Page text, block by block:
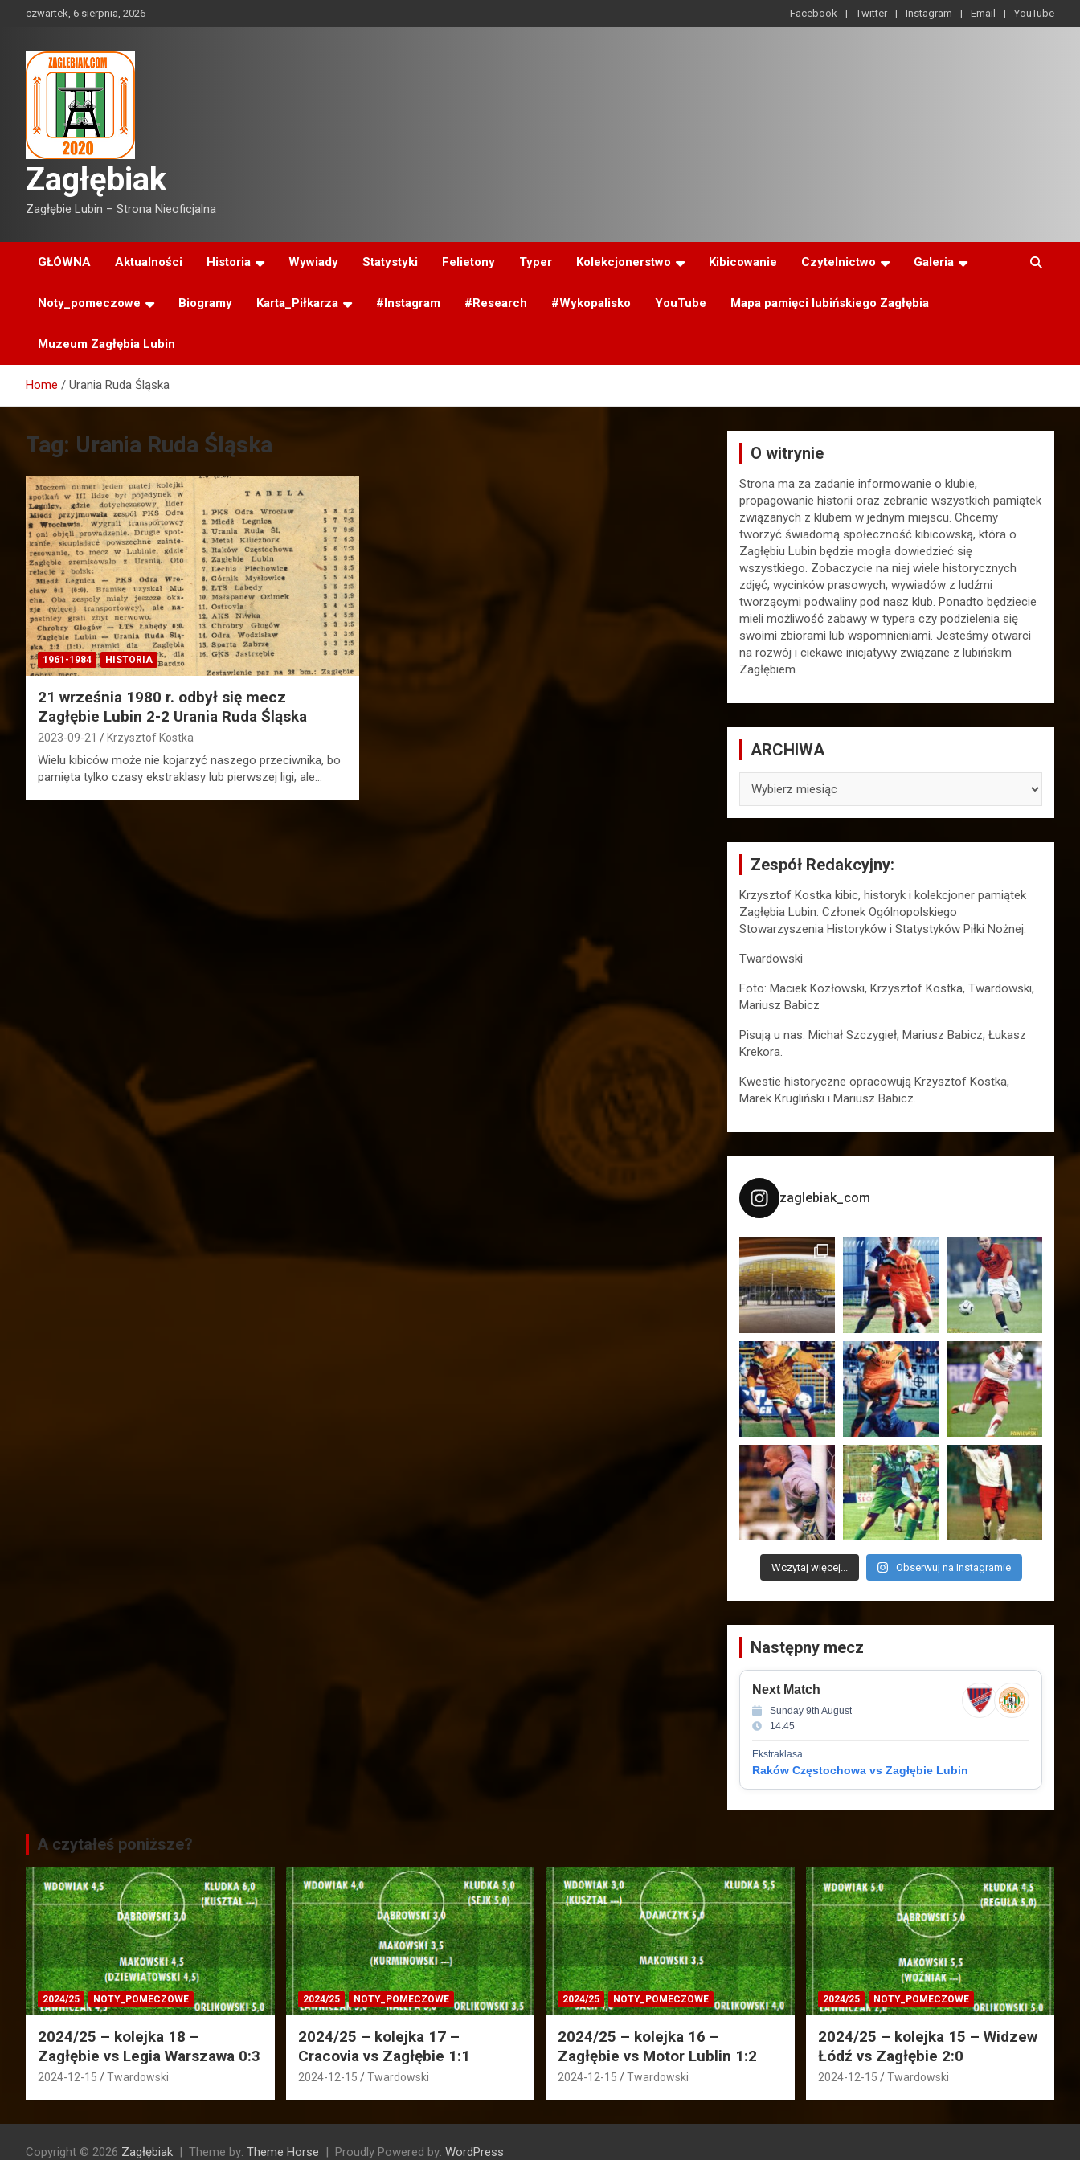
czwartek, 6 sierpnia, 2026 Facebook Twitter Instagram Email YouTube
Zagłębiak
Zagłębie Lubin – Strona Nieoficjalna
GŁÓWNA Aktualności Historia Wywiady Statystyki Felietony Typer Kolekcjonerstwo Kibicowanie Czytelnictwo Galeria
Noty_pomeczowe Biogramy Karta_Piłkarza #Instagram #Research #Wykopalisko YouTube Mapa pamięci lubińskiego Zagłębia
Muzeum Zagłębia Lubin
Home Urania Ruda Śląska
Tag: Urania Ruda Śląska
1961-1984 HISTORIA
21 września 1980 r. odbył się mecz
Zagłębie Lubin 2-2 Urania Ruda Śląska
2023-09-21 Krzysztof Kostka
Wielu kibiców może nie kojarzyć naszego przeciwnika, bo
pamięta tylko czasy ekstraklasy lub pierwszej ligi, ale…
O witrynie
Strona ma za zadanie informowanie o klubie,
propagowanie historii oraz zebranie wszystkich pamiątek
związanych z klubem w jednym miejscu. Chcemy
tworzyć świadomą społeczność kibicowską, która o
Zagłębiu Lubin będzie mogła dowiedzieć się
wszystkiego. Zobaczycie na niej wiele historycznych
zdjęć, wycinków prasowych, wywiadów z ludźmi
tworzącymi podwaliny pod nasz klub. Ponadto będziecie
mieli możliwość zabawy w typera czy podzielenia się
swoimi zbiorami lub wspomnieniami. Jesteśmy otwarci
na rozwój i ciekawe inicjatywy związane z lubińskim
Zagłębiem.
ARCHIWA
Zespół Redakcyjny:
Krzysztof Kostka kibic, historyk i kolekcjoner pamiątek
Zagłębia Lubin. Członek Ogólnopolskiego
Stowarzyszenia Historyków i Statystyków Piłki Nożnej.
Twardowski
Foto: Maciek Kozłowski, Krzysztof Kostka, Twardowski,
Mariusz Babicz
Pisują u nas: Michał Szczygieł, Mariusz Babicz, Łukasz
Krekora.
Kwestie historyczne opracowują Krzysztof Kostka,
Marek Krugliński i Mariusz Babicz.
zaglebiak_com
Wczytaj więcej... Obserwuj na Instagramie
Następny mecz
Next Match
Sunday 9th August
14:45
Ekstraklasa
Raków Częstochowa vs Zagłębie Lubin
A czytałeś poniższe?
2024/25 NOTY_POMECZOWE
2024/25 – kolejka 18 –
Zagłębie vs Legia Warszawa 0:3
2024-12-15 Twardowski
2024/25 NOTY_POMECZOWE
2024/25 – kolejka 17 –
Cracovia vs Zagłębie 1:1
2024-12-15 Twardowski
2024/25 NOTY_POMECZOWE
2024/25 – kolejka 16 –
Zagłębie vs Motor Lublin 1:2
2024-12-15 Twardowski
2024/25 NOTY_POMECZOWE
2024/25 – kolejka 15 – Widzew
Łódź vs Zagłębie 2:0
2024-12-15 Twardowski
Copyright © 2026 Zagłębiak Theme by: Theme Horse Proudly Powered by: WordPress